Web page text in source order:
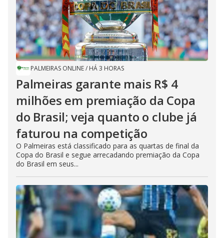
PALMEIRAS ONLINE/ HÁ 3 HORAS
Palmeiras garante mais R$ 4
milhões em premiação da Copa
do Brasil; veja quanto o clube já
faturou na competição
O Palmeiras está classificado para as quartas de final da
Copa do Brasil e segue arrecadando premiação da Copa
do Brasil em seus...